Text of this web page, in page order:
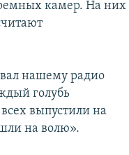
камер. На них
нашему радио
голубь
выпустили на
на волю».